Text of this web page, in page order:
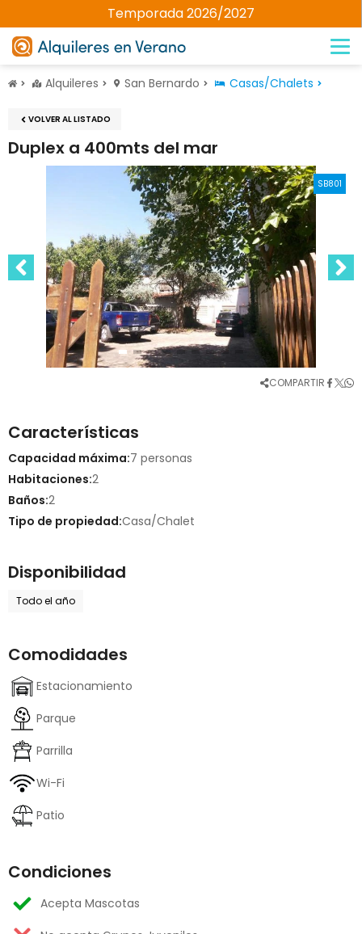
Temporada 2026/2027
Alquileres San Bernardo Casas/Chalets
VOLVER AL LISTADO
Duplex a 400mts del mar
SB801
COMPARTIR
Características
Capacidad máxima:7 personas
Habitaciones:2
Baños:2
Tipo de propiedad:Casa/Chalet
Disponibilidad
Todo el año
Comodidades
Estacionamiento
Parque
Parrilla
Wi-Fi
Patio
Condiciones
Acepta Mascotas